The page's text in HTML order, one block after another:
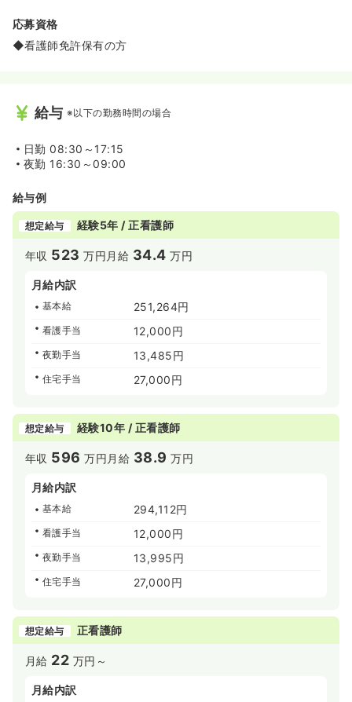
応募資格
◆看護師免許保有の方
給与 ※以下の勤務時間の場合
日勤 08:30～17:15
夜勤 16:30～09:00
給与例
想定給与 経験5年 / 正看護師
年収 523 万円 月給 34.4 万円
月給内訳
基本給 251,264円
看護手当 12,000円
夜勤手当 13,485円
住宅手当 27,000円
想定給与 経験10年 / 正看護師
年収 596 万円 月給 38.9 万円
月給内訳
基本給 294,112円
看護手当 12,000円
夜勤手当 13,995円
住宅手当 27,000円
想定給与 正看護師
月給 22 万円～
月給内訳